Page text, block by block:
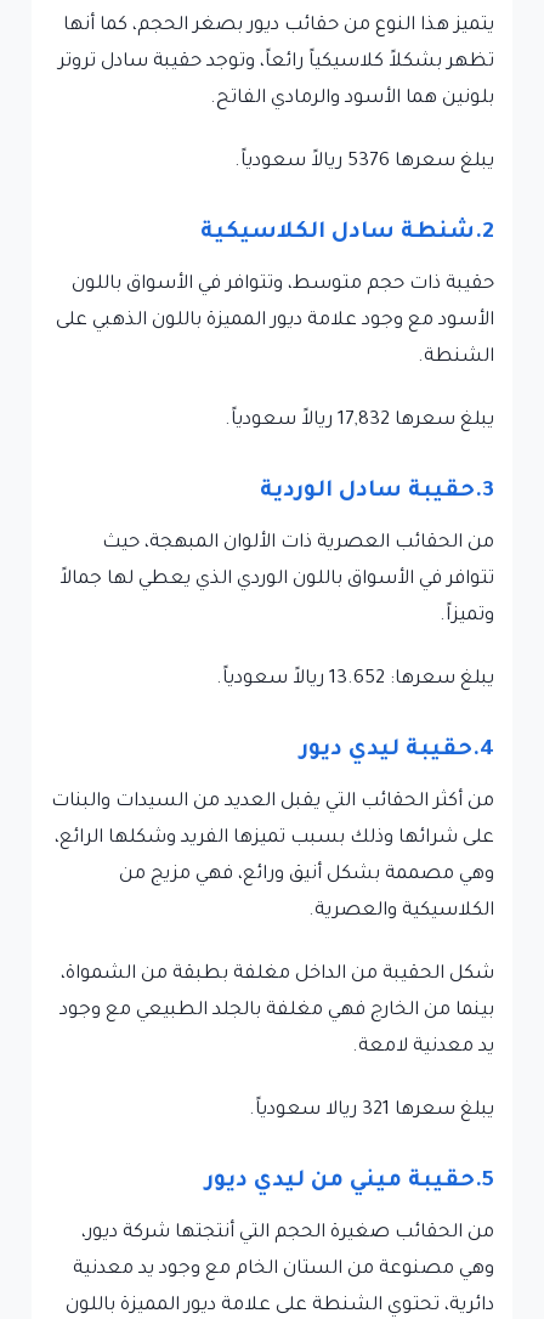
يتميز هذا النوع من حقائب ديور بصغر الحجم، كما أنها
تظهر بشكلاً كلاسيكياً رائعاً، وتوجد حقيبة سادل تروتر
بلونين هما الأسود والرمادي الفاتح.
يبلغ سعرها 5376 ريالاً سعودياً.
2.شنطة سادل الكلاسيكية
حقيبة ذات حجم متوسط، وتتوافر في الأسواق باللون
الأسود مع وجود علامة ديور المميزة باللون الذهبي على
الشنطة.
يبلغ سعرها 17,832 ريالاً سعودياً.
3.حقيبة سادل الوردية
من الحقائب العصرية ذات الألوان المبهجة، حيث
تتوافر في الأسواق باللون الوردي الذي يعطي لها جمالاً
وتميزاً.
يبلغ سعرها: 13.652 ريالاً سعودياً.
4.حقيبة ليدي ديور
من أكثر الحقائب التي يقبل العديد من السيدات والبنات
على شرائها وذلك بسبب تميزها الفريد وشكلها الرائع،
وهي مصممة بشكل أنيق ورائع، فهي مزيج من
الكلاسيكية والعصرية.
شكل الحقيبة من الداخل مغلفة بطبقة من الشمواة،
بينما من الخارج فهي مغلفة بالجلد الطبيعي مع وجود
يد معدنية لامعة.
يبلغ سعرها 321 ريالا سعودياً.
5.حقيبة ميني من ليدي ديور
من الحقائب صغيرة الحجم التي أنتجتها شركة ديور،
وهي مصنوعة من الستان الخام مع وجود يد معدنية
دائرية، تحتوي الشنطة على علامة ديور المميزة باللون